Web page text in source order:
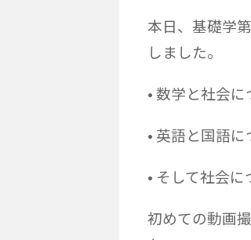
本日、基礎学
しました。
• 数学と社会に
• 英語と国語に
• そして社会に
初めての動画